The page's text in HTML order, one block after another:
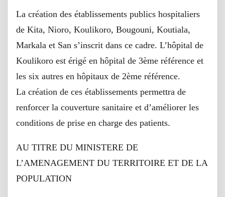
La création des établissements publics hospitaliers
de Kita, Nioro, Koulikoro, Bougouni, Koutiala,
Markala et San s’inscrit dans ce cadre. L’hôpital de
Koulikoro est érigé en hôpital de 3ème référence et
les six autres en hôpitaux de 2ème référence.
La création de ces établissements permettra de
renforcer la couverture sanitaire et d’améliorer les
conditions de prise en charge des patients.
AU TITRE DU MINISTERE DE
L’AMENAGEMENT DU TERRITOIRE ET DE LA
POPULATION